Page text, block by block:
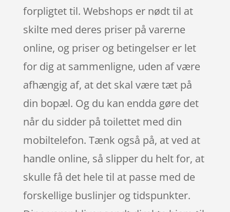
forpligtet til. Webshops er nødt til at
skilte med deres priser på varerne
online, og priser og betingelser er let
for dig at sammenligne, uden af være
afhængig af, at det skal være tæt på
din bopæl. Og du kan endda gøre det
når du sidder på toilettet med din
mobiltelefon. Tænk også på, at ved at
handle online, så slipper du helt for, at
skulle få det hele til at passe med de
forskellige buslinjer og tidspunkter.